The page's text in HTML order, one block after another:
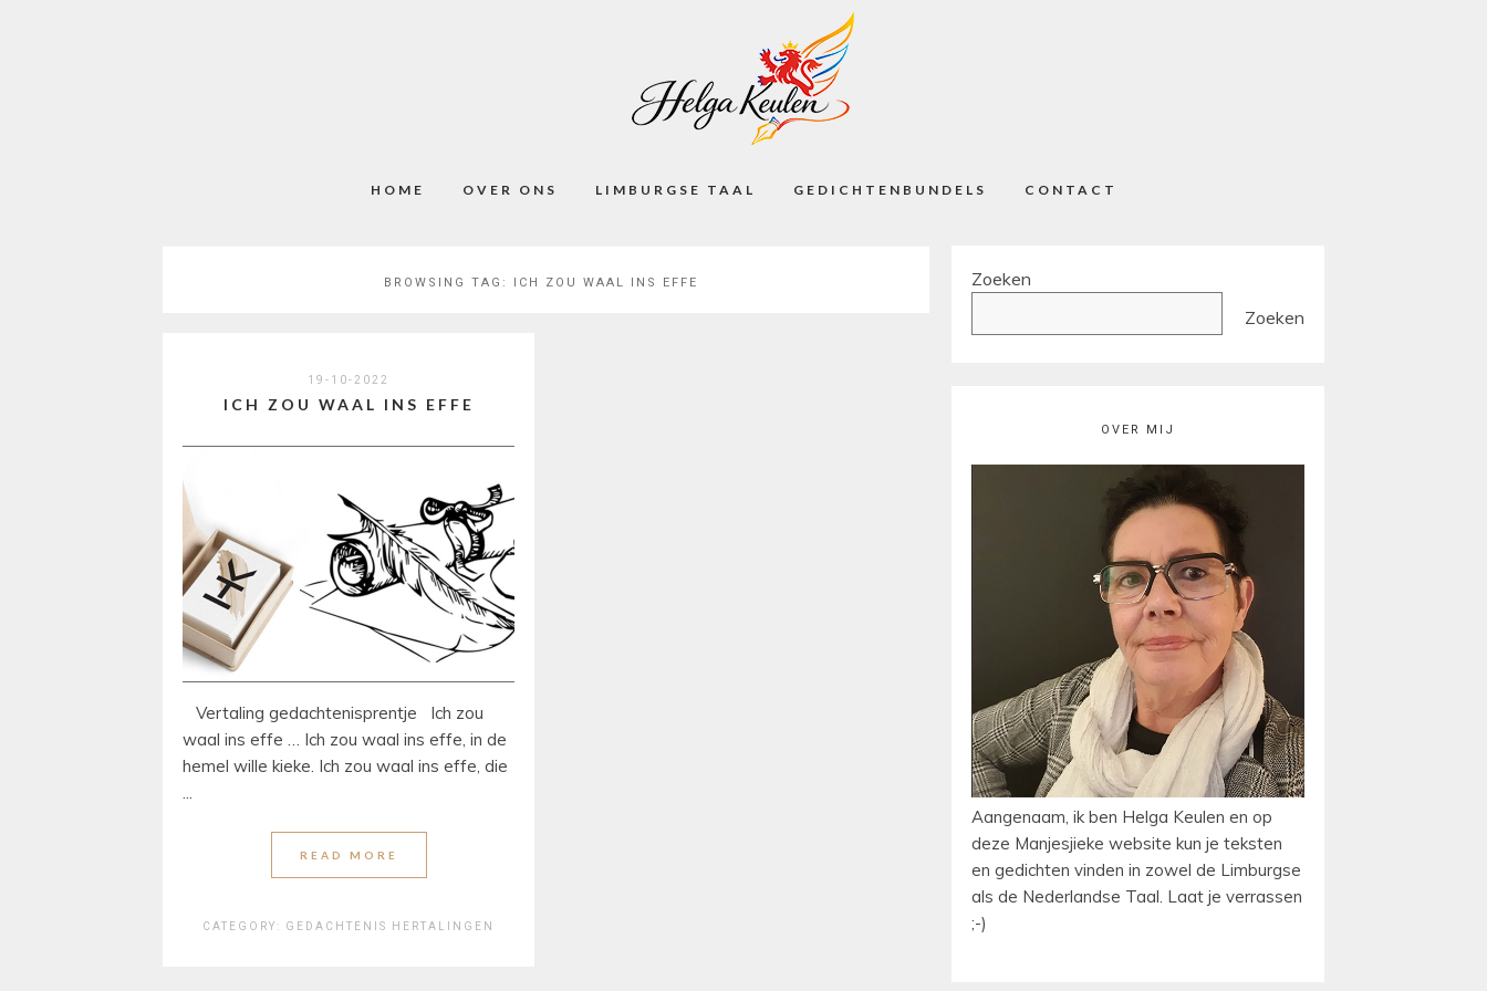
HOME OVER ONS LIMBURGSE TAAL GEDICHTENBUNDELS CONTACT
BROWSING TAG: ICH ZOU WAAL INS EFFE
19-10-2022
ICH ZOU WAAL INS EFFE
Vertaling gedachtenisprentje Ich zou
waal ins effe … Ich zou waal ins effe, in de
hemel wille kieke. Ich zou waal ins effe, die
...
READ MORE
CATEGORY: GEDACHTENIS HERTALINGEN
Zoeken
Zoeken
OVER MIJ
Aangenaam, ik ben Helga Keulen en op
deze Manjesjieke website kun je teksten
en gedichten vinden in zowel de Limburgse
als de Nederlandse Taal. Laat je verrassen
;-)